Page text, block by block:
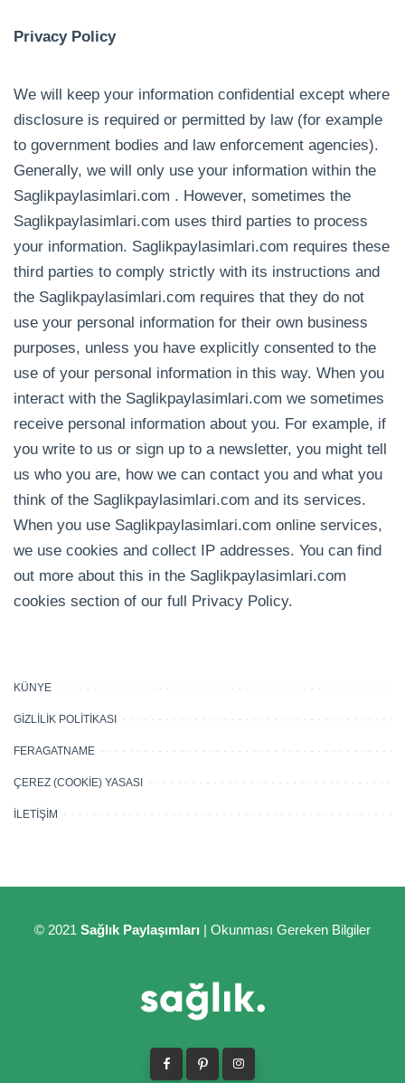
Privacy Policy
We will keep your information confidential except where
disclosure is required or permitted by law (for example
to government bodies and law enforcement agencies).
Generally, we will only use your information within the
Saglikpaylasimlari.com . However, sometimes the
Saglikpaylasimlari.com uses third parties to process
your information. Saglikpaylasimlari.com requires these
third parties to comply strictly with its instructions and
the Saglikpaylasimlari.com requires that they do not
use your personal information for their own business
purposes, unless you have explicitly consented to the
use of your personal information in this way. When you
interact with the Saglikpaylasimlari.com we sometimes
receive personal information about you. For example, if
you write to us or sign up to a newsletter, you might tell
us who you are, how we can contact you and what you
think of the Saglikpaylasimlari.com and its services.
When you use Saglikpaylasimlari.com online services,
we use cookies and collect IP addresses. You can find
out more about this in the Saglikpaylasimlari.com
cookies section of our full Privacy Policy.
KÜNYE
GİZLİLİK POLİTİKASI
FERAGATNAME
ÇEREZ (COOKIE) YASASI
İLETIŞIM
© 2021 Sağlık Paylaşımları | Okunması Gereken Bilgiler